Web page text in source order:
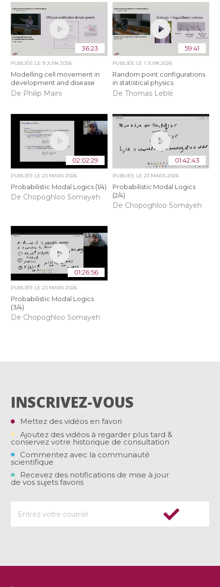
36:23
PUBLIÉE LE9 JUIN 2026
Modelling cell movement in
development and disease
De Philip Maini
59:41
PUBLIÉE LE 1 JUIN 2026
Random point configurations
in statistical physics
De Thomas Leblé
02:02:29
PUBLIÉE LE23 MARS 2026
Probabilistic Modal Logics (1/4)
De Chopoghloo Somayeh
01:42:43
PUBLIÉE LE 23 MARS 2026
Probabilistic Modal Logics
(2/4)
De Chopoghloo Somayeh
01:26:56
PUBLIÉE LE23 MARS 2026
Probabilistic Modal Logics
(3/4)
De Chopoghloo Somayeh
INSCRIVEZ-VOUS
Mettez des vidéos en favori
Ajoutez des vidéos à regarder plus tard &
conservez votre historique de consultation
Commentez avec la communauté
scientifique
Recevez des notifications de mise à jour
de vos sujets favoris